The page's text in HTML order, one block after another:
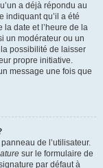
a déjà répondu au
indiquant qu’il a été
la date et l’heure de la
un modérateur ou un
possibilité de laisser
propre initiative.
message une fois que
de l’utilisateur.
sur le formulaire de
par défaut à